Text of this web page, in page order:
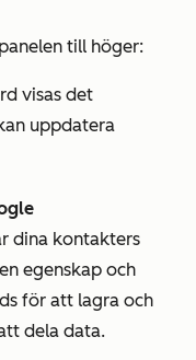
till höger:
visas det
uppdatera
dina kontakters
egenskap och
för att lagra och
dela data.